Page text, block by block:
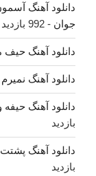
دانلود آهنگ
جوان - 992 بازدید
دانلود آهنگ حیف
دانلود آهنگ
دانلود آهنگ حیفه
بازدید
دانلود آهنگ
بازدید